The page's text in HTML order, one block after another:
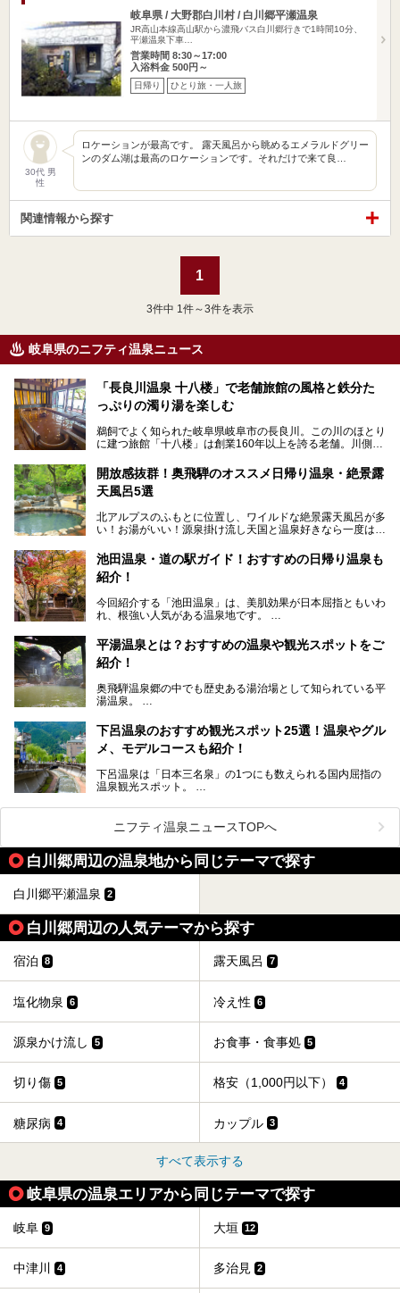
岐阜県 / 大野郡白川村 / 白川郷平瀬温泉
JR高山本線高山駅から濃飛バス白川郷行きで1時間10分、
平瀬温泉下車…
営業時間 8:30～17:00
入浴料金 500円～
日帰り ひとり旅・一人旅
30代 男
性
ロケーションが最高です。 露天風呂から眺めるエメラルドグリー
ンのダム湖は最高のロケーションです。それだけで来て良…
関連情報から探す
1
3件中 1件～3件を表示
岐阜県のニフティ温泉ニュース
「長良川温泉 十八楼」で老舗旅館の風格と鉄分た
っぷりの濁り湯を楽しむ
鵜飼でよく知られた岐阜県岐阜市の長良川。この川のほとり
に建つ旅館「十八楼」は創業160年以上を誇る老舗。川側の
濁り湯で、地産地消にこだわった食事も定評があります。
そして大浴場は日帰り入浴もできるんですよ。泊まりでも日
岐阜の手仕事に触れる旅とともに楽しんでみてはいかがでし
ょう！
───
提供元：岐阜県【PR】
この記事は岐阜県のPR記事です。
開放感抜群！奥飛騨のオススメ日帰り温泉・絶景露
天風呂5選
北アルプスのふもとに位置し、ワイルドな絶景露天風呂が多
い！お湯がいい！源泉掛け流し天国と温泉好きなら一度は行
「平湯温泉」「福地温泉」「新平湯温泉」「栃尾温泉」「新
穂高温泉」と5つの温泉地を総称して奥飛騨温泉郷と呼びま
風呂を5ヶ所ご紹介したいと思います。いずれも素晴らしい
温泉ですよ！
池田温泉・道の駅ガイド！おすすめの日帰り温泉も
紹介！
今回紹介する「池田温泉」は、美肌効果が日本屈指ともいわ
れ、根強い人気がある温泉地です。
温泉旅として利用することができます。
池田温泉には道の駅があるなど、温泉、観光、買い物と、さ
そんな池田温泉の魅力を詳しく紹介していきます！
平湯温泉とは？おすすめの温泉や観光スポットをご
紹介！
奥飛騨温泉郷の中でも歴史ある湯治場として知られている平
湯温泉。
らの利用客も増え、ますます賑わいを見せています。そこで
今回は、平湯温泉の観光スポットとおすすめの温泉施設を紹
介します。気になる温泉をぜひチェックしてみてください。
下呂温泉のおすすめ観光スポット25選！温泉やグル
メ、モデルコースも紹介！
下呂温泉は「日本三名泉」の1つにも数えられる国内屈指の
温泉観光スポット。
のグルメを楽しんだり、周辺にある名所にも足を伸ばしたり
したいもの。
本記事では、下呂温泉エリアにあるおすすめの観光スポット
をご紹介するとともに散策する際のモデルコースもご提案。
下呂温泉観光をたっぷりとガイドします！
ニフティ温泉ニュースTOPへ
白川郷周辺の温泉地から同じテーマで探す
白川郷平瀬温泉 2
白川郷周辺の人気テーマから探す
宿泊 8 露天風呂 7
塩化物泉 6 冷え性 6
源泉かけ流し 5 お食事・食事処 5
切り傷 5 格安（1,000円以下） 4
糖尿病 4 カップル 3
すべて表示する
岐阜県の温泉エリアから同じテーマで探す
岐阜 9 大垣 12
中津川 4 多治見 2